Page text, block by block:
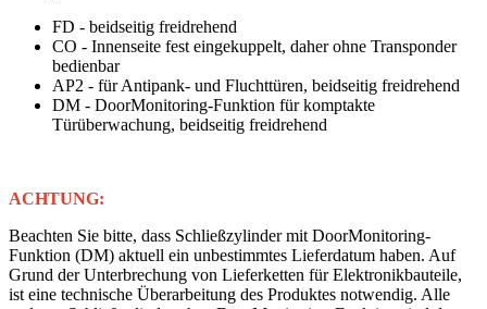
FD - beidseitig freidrehend
CO - Innenseite fest eingekuppelt, daher ohne Transponder
bedienbar
AP2 - für Antipank- und Fluchttüren, beidseitig freidrehend
DM - DoorMonitoring-Funktion für komptakte
Türüberwachung, beidseitig freidrehend
ACHTUNG:
Beachten Sie bitte, dass Schließzylinder mit DoorMonitoring-
Funktion (DM) aktuell ein unbestimmtes Lieferdatum haben. Auf
Grund der Unterbrechung von Lieferketten für Elektronikbauteile,
ist eine technische Überarbeitung des Produktes notwendig. Alle